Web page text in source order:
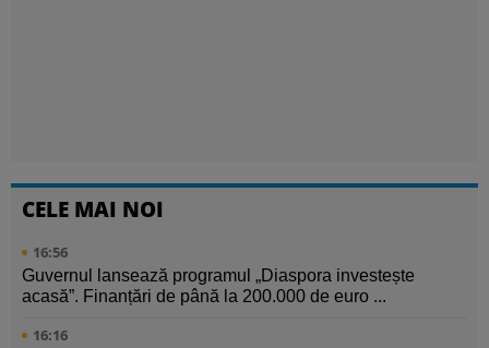
CELE MAI NOI
16:56
Guvernul lansează programul „Diaspora investește
acasă”. Finanțări de până la 200.000 de euro ...
16:16